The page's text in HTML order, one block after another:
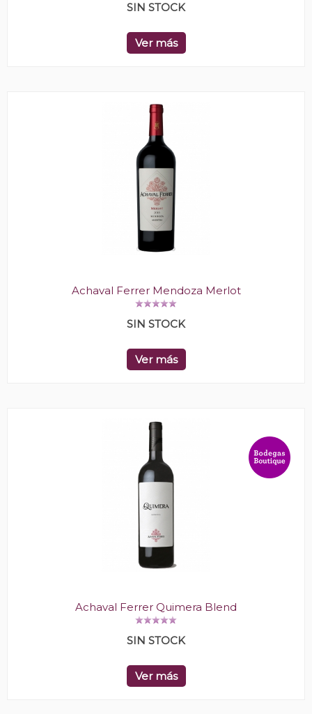
SIN STOCK
Ver más
Achaval Ferrer Mendoza Merlot
SIN STOCK
Ver más
Achaval Ferrer Quimera Blend
SIN STOCK
Ver más